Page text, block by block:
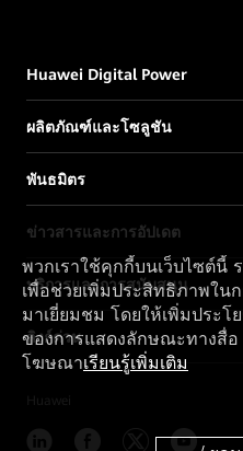
Huawei Digital Power
ผลิตภัณฑ์และโซลูชัน
พันธมิตร
ข่าวสารและการอัปเดต
บริการและการสนับสนุน
ลิงก์ด่วน
พวกเราใช้คุกกี้บนเว็บไซต์นี้
เพื่อช่วยเพิ่มประสิทธิภาพใน
มาเยี่ยมชม โดยให้เพิ่มประโ
ของการแสดงลักษณะทางสื่อ
โฆษณาเรียนรู้เพิ่มเติม